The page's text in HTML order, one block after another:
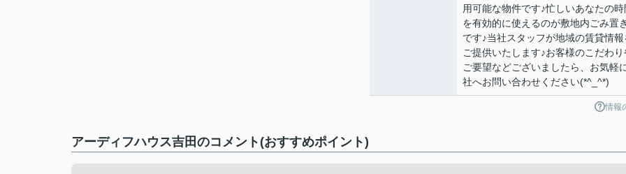
用可能な物件です♪忙しいあなたの時
を有効的に使えるのが敷地内ごみ置
です♪当社スタッフが地域の賃貸情報
ご提供いたします♪お客様のこだわり
ご要望などございましたら、お気軽
社へお問い合わせください(*^_^*)
情報
アーディフハウス吉田のコメント(おすすめポイント)